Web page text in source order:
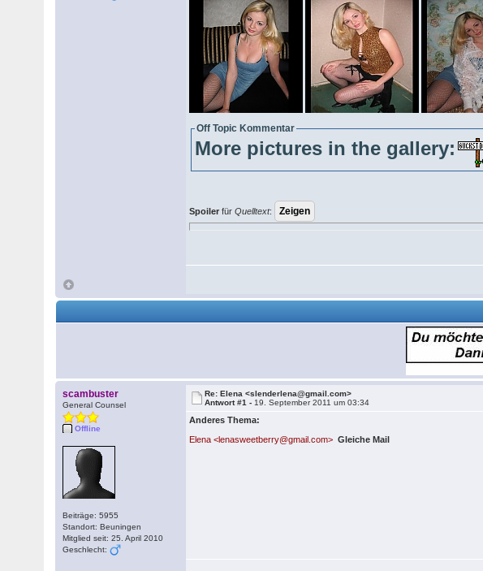
Off Topic Kommentar
More pictures in the gallery:
Spoiler fürQuelltext:
scambuster
General Counsel
Offline
Beiträge: 5955
Standort: Beuningen
Mitglied seit: 25. April 2010
Geschlecht:
Re: Elena <slenderlena@gmail.com>
Antwort #1 - 19. September 2011 um 03:34
Anderes Thema:
Elena <lenasweetberry@gmail.com> Gleiche Mail